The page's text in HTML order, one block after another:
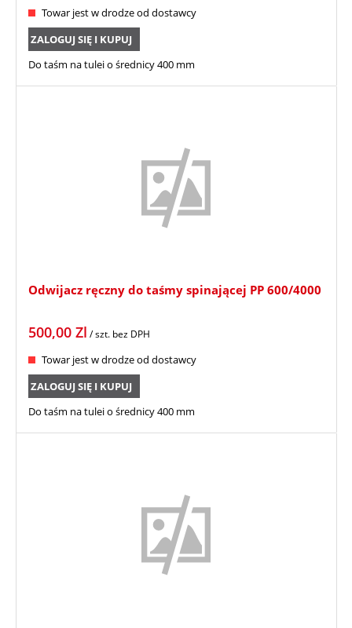
Towar jest w drodze od dostawcy
ZALOGUJ SIĘ I KUPUJ
Do taśm na tulei o średnicy 400 mm
Odwijacz ręczny do taśmy spinającej PP 600/4000
500,00 Zl / szt. bez DPH
Towar jest w drodze od dostawcy
ZALOGUJ SIĘ I KUPUJ
Do taśm na tulei o średnicy 400 mm